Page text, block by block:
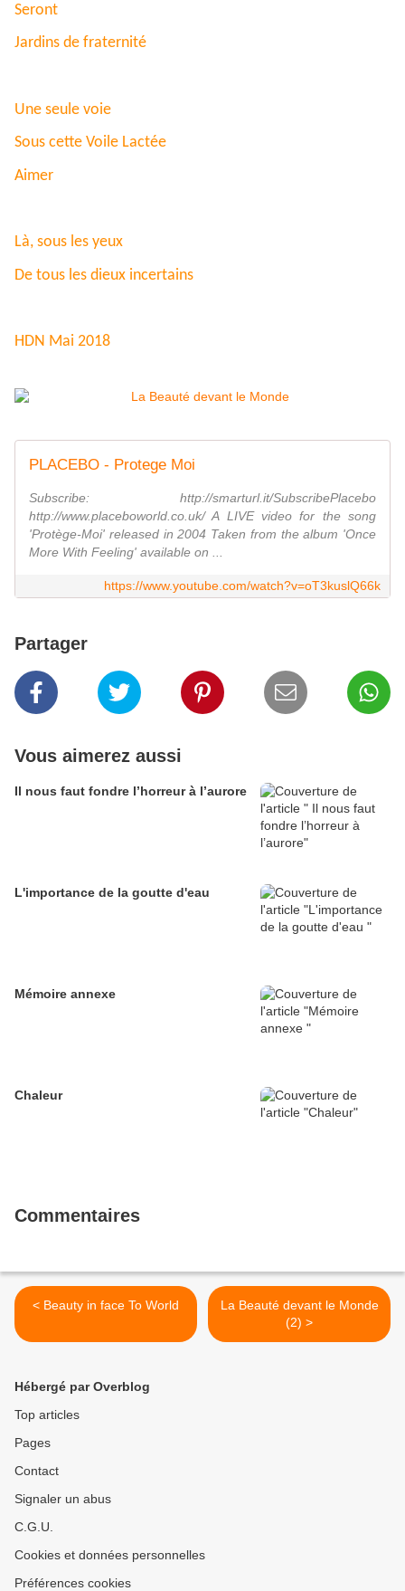
Seront
Jardins de fraternité
Une seule voie
Sous cette Voile Lactée
Aimer
Là, sous les yeux
De tous les dieux incertains
HDN Mai 2018
PLACEBO - Protege Moi
Subscribe: http://smarturl.it/SubscribePlacebo
http://www.placeboworld.co.uk/ A LIVE video for the song
'Protège-Moi' released in 2004 Taken from the album 'Once
More With Feeling' available on ...
https://www.youtube.com/watch?v=oT3kuslQ66k
Partager
Vous aimerez aussi
Il nous faut fondre l’horreur à l’aurore
L'importance de la goutte d'eau
Mémoire annexe
Chaleur
Commentaires
< Beauty in face To World
La Beauté devant le Monde
(2) >
Hébergé par Overblog
Top articles
Pages
Contact
Signaler un abus
C.G.U.
Cookies et données personnelles
Préférences cookies